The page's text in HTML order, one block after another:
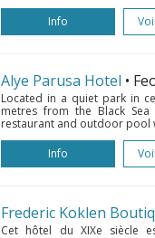
Info
Alye Parusa Hotel •
Located in a quiet park in
metres from the Black
restaurant and outdoor pool
Info
Frederic Koklen
Cet hôtel du XIXe siècle